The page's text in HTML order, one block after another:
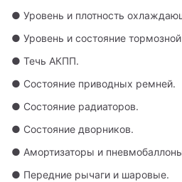
● Уровень и плотность
● Уровень и состояние
● Течь АКПП.
● Состояние приводных ремней.
● Состояние радиаторов.
● Состояние дворников.
● Амортизаторы и
● Передние рычаги и шаровые.